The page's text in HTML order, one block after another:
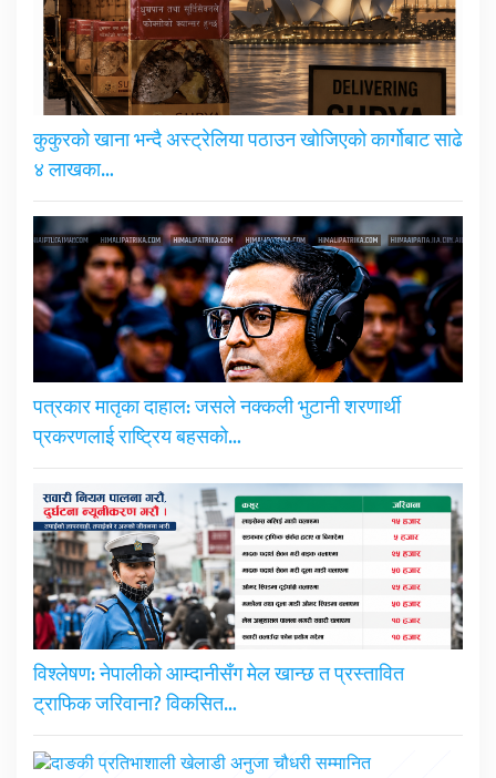
कुकुरको खाना भन्दै अस्ट्रेलिया पठाउन खोजिएको कार्गोबाट साढे
४ लाखका…
पत्रकार मातृका दाहाल: जसले नक्कली भुटानी शरणार्थी
प्रकरणलाई राष्ट्रिय बहसको…
विश्लेषण: नेपालीको आम्दानीसँग मेल खान्छ त प्रस्तावित
ट्राफिक जरिवाना? विकसित…